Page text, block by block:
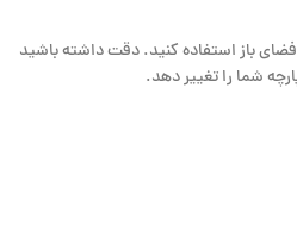
باز استفاده کنید. دقت داشته باشید
شما را تغییر دهد.